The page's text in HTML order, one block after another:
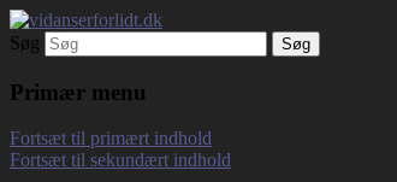
vidanserforlidt.dk
Debatterende tekster med
Søg
Primær menu
Fortsæt til primært indhold
Fortsæt til sekundært indhold